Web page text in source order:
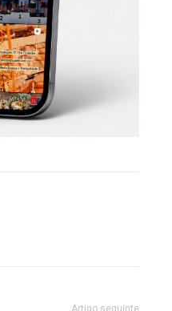
Artigo seguinte